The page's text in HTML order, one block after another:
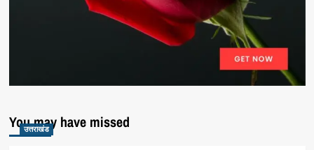
You may have missed
उत्तराखंड